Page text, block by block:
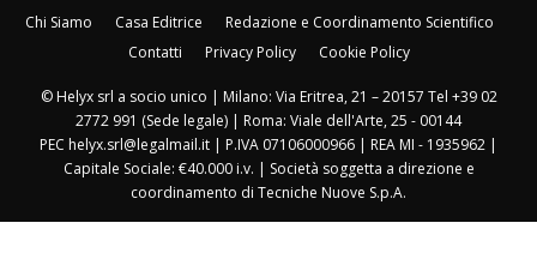
Chi Siamo Casa Editrice
Redazione e Coordinamento Scientifico
Contatti
Privacy Policy Cookie Policy
© Helyx srl a socio unico | Milano: Via Eritrea, 21 – 20157 Tel +39 02
2772 991 (Sede legale) | Roma: Viale dell'Arte, 25 - 00144
PEC helyx.srl@legalmail.it | P.IVA 07106000966 | REA MI - 1935962 |
Capitale Sociale: €40.000 i.v. | Società soggetta a direzione e
coordinamento di Tecniche Nuove S.p.A.